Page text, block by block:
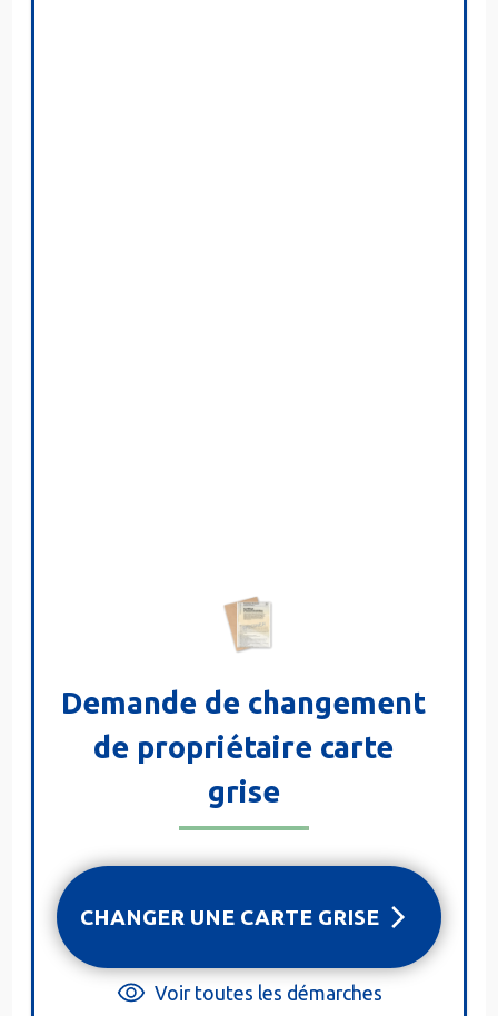
Demande de changement
de propriétaire carte
grise
CHANGER UNE CARTE GRISE
Voir toutes les démarches